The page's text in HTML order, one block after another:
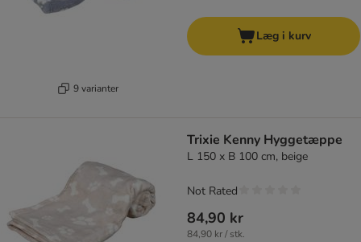
9 varianter
Læg i kurv
Trixie Kenny Hyggetæppe
L 150 x B 100 cm, beige
84,90 kr
84,90 kr / stk.
Not Rated